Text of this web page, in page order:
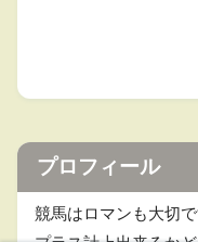
プロフィール
競馬はロマンも大切